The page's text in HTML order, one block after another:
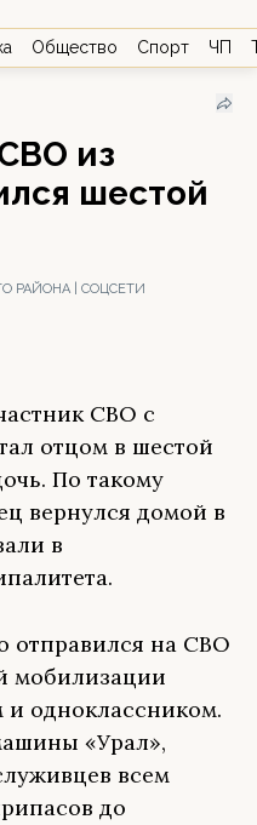
Общество Спорт ЧП
из
шестой
РАЙОНА | СОЦСЕТИ
СВО с
отцом в шестой
По такому
вернулся домой в
в
отправился на СВО
мобилизации
и одноклассником.
«Урал»,
всем
до